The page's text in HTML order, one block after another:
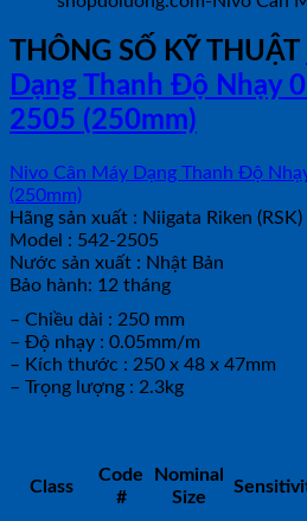
THÔNG SỐ KỸ THUẬT
Dạng Thanh Độ Nhạy
2505 (250mm)
Nivo Cân Máy Dạng Thanh Độ
(250mm)
Hãng sản xuất : Niigata Riken (RSK)
Model : 542-2505
Nước sản xuất : Nhật Bản
Bảo hành: 12 tháng
– Chiều dài : 250 mm
– Độ nhạy : 0.05mm/m
– Kích thước : 250 x 48 x 47mm
– Trọng lượng : 2.3kg
Class
Code
#
Nominal
Size